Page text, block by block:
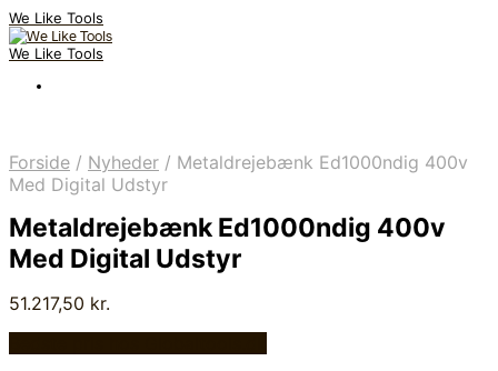
We Like Tools
We Like Tools
Forside / Nyheder / Metaldrejebænk Ed1000ndig 400v
Med Digital Udstyr
Metaldrejebænk Ed1000ndig 400v
Med Digital Udstyr
51.217,50 kr.